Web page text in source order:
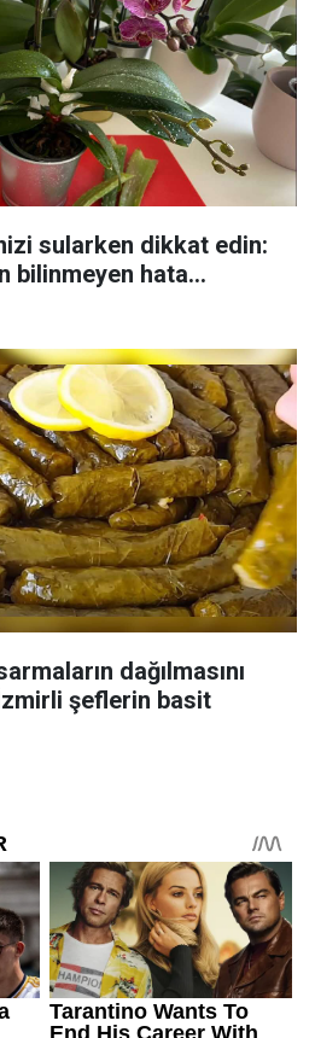
sularken dikkat edin:
bilinmeyen hata...
dağılmasını
şeflerin basit